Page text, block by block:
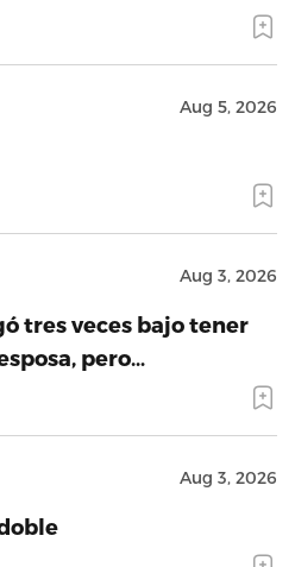
Aug 5, 2026
Aug 3, 2026
tres veces bajo tener
pero…
Aug 3, 2026